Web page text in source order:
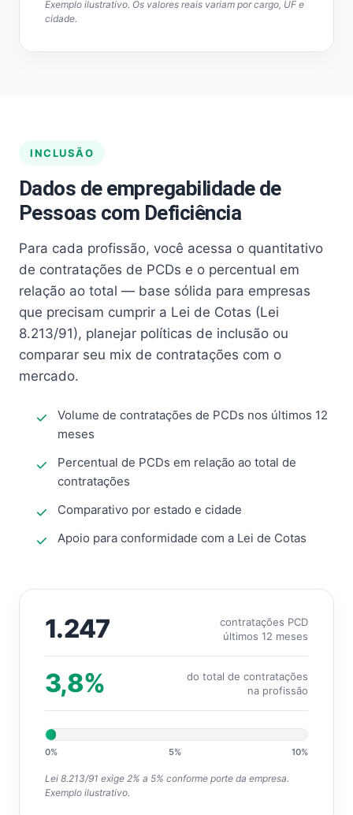
Exemplo ilustrativo. Os valores reais variam por cargo, UF e
cidade.
INCLUSÃO
Dados de empregabilidade de
Pessoas com Deficiência
Para cada profissão, você acessa o quantitativo
de contratações de PCDs e o percentual em
relação ao total — base sólida para empresas
que precisam cumprir a Lei de Cotas (Lei
8.213/91), planejar políticas de inclusão ou
comparar seu mix de contratações com o
mercado.
Volume de contratações de PCDs nos últimos 12
meses
Percentual de PCDs em relação ao total de
contratações
Comparativo por estado e cidade
Apoio para conformidade com a Lei de Cotas
1.247
contratações PCD
últimos 12 meses
3,8%
do total de contratações
na profissão
0% 5% 10%
Lei 8.213/91 exige 2% a 5% conforme porte da empresa.
Exemplo ilustrativo.